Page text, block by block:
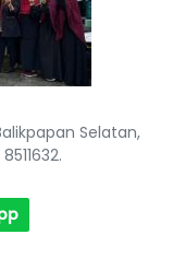
Selatan,